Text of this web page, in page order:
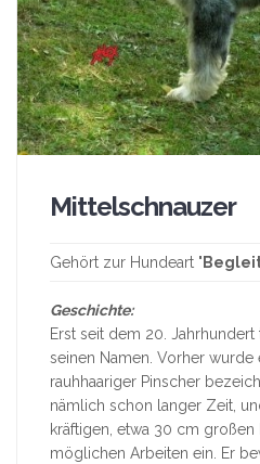
Mittelschnauzer
Gehört zur Hundeart "
Geschichte:
Erst seit dem 20.
seinen Namen. Vorher wurde
rauhhaariger Pinscher
nämlich schon langer Zeit,
kräftigen, etwa 30 cm
möglichen Arbeiten ein. Er